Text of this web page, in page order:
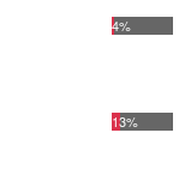
4%
13%